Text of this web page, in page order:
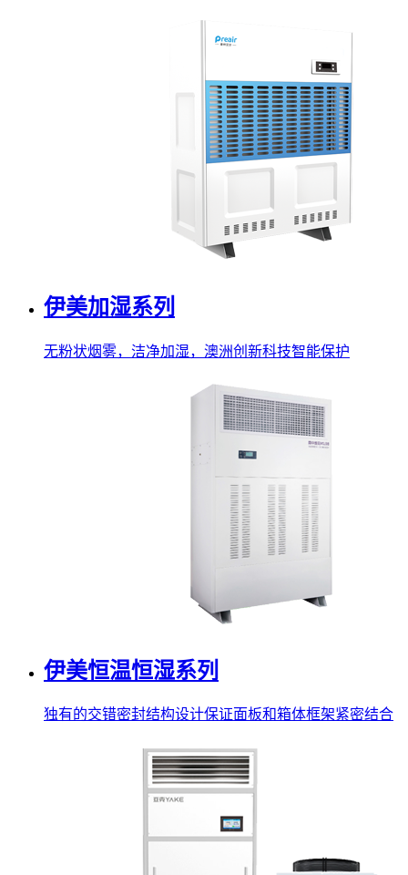
伊美加湿系列
无粉状烟雾，洁净加湿，澳洲创新科技智能保护
伊美恒温恒湿系列
独有的交错密封结构设计保证面板和箱体框架紧密结合